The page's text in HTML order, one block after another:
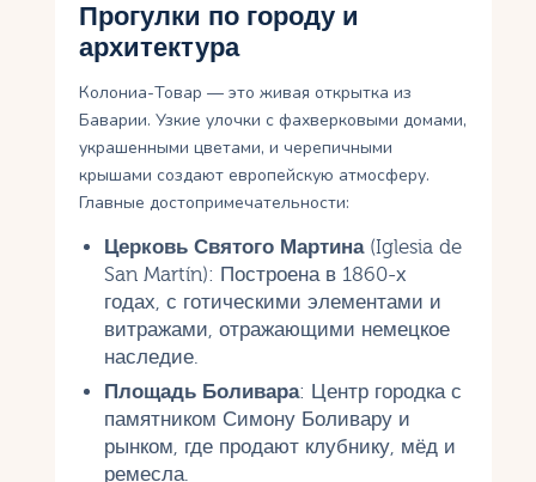
Прогулки по городу и
архитектура
Колониа-Товар — это живая открытка из
Баварии. Узкие улочки с фахверковыми домами,
украшенными цветами, и черепичными
крышами создают европейскую атмосферу.
Главные достопримечательности:
Церковь Святого Мартина(Iglesia de
San Martín): Построена в 1860-х
годах, с готическими элементами и
витражами, отражающими немецкое
наследие.
Площадь Боливара: Центр городка с
памятником Симону Боливару и
рынком, где продают клубнику, мёд и
ремесла.